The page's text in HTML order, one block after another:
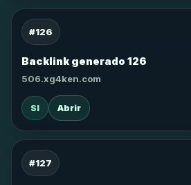
#126
Backlink generado 126
506.xg4ken.com
SI Abrir
#127